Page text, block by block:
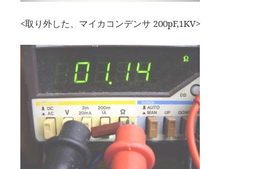
<取り外した、マイカコンデンサ 200pF,1KV>